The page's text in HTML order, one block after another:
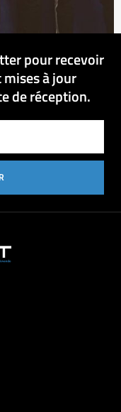
pour recevoir
à jour
de réception.